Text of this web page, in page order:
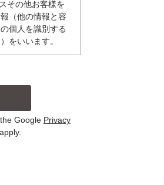
その他お客様を
（他の情報と容
個人を識別する
をいいます。
的については以
がある場合に
Google Privacy
apply.